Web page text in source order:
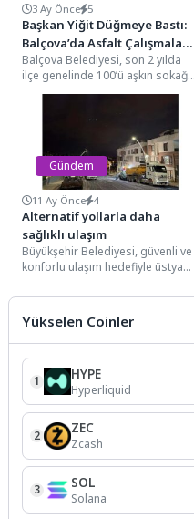
3 Ay Önce 5
Başkan Yiğit Düğmeye Bastı:
Balçova’da Asfalt Çalışmaları
Yeniden Hız Kazandı
Balçova Belediyesi, son 2 yılda
ilçe genelinde 100’ü aşkın sokağı
yenilerken, asfalt çalışmalarına
Gündem
11 Ay Önce 4
Alternatif yollarla daha
sağlıklı ulaşım
Büyükşehir Belediyesi, güvenli ve
konforlu ulaşım hedefiyle üstyapı
Başiskele ilçesi Yunus Emre...
Yükselen Coinler
1 HYPE
Hyperliquid
2 ZEC
Zcash
3 SOL
Solana